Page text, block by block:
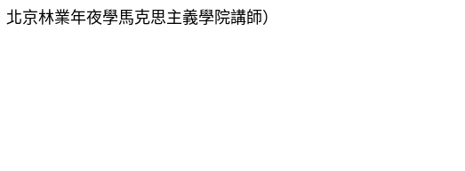
北京林業年夜學馬克思主義學院講師）